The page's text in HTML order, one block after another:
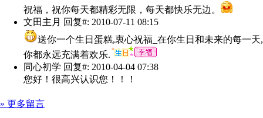
祝福，祝你每天都精彩无限，每天都快乐无边。
文田主月 回复#: 2010-07-11 08:15
送你一个生日蛋糕,衷心祝福_在你生日和未来的每一天,
你都永远充满着欢乐.
同心初学 回复#: 2010-04-04 07:38
您好！很高兴认识您！！！
» 更多留言